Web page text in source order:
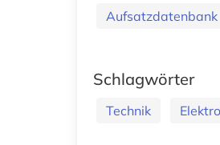
Aufsatzdatenbank
Schlagwörter
Technik